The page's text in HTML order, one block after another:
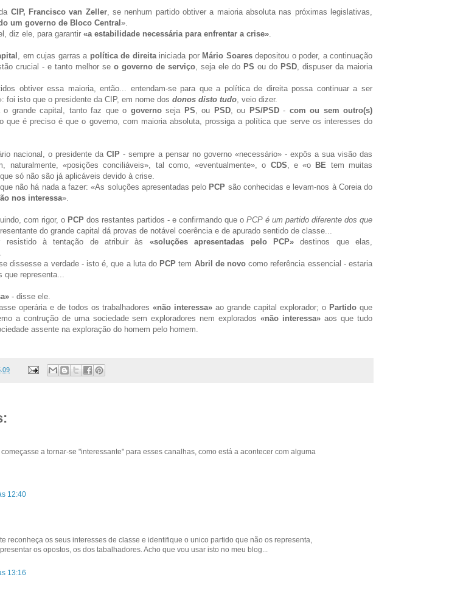
CIP, Francisco van Zeller, se nenhum partido obtiver a maioria absoluta nas próximas legislativas,
um governo de Bloco Central».
diz ele, para garantir «a estabilidade necessária para enfrentar a crise»
, em cujas garras a política de direitainiciada por Mário Soaresdepositou o poder, a continuação
crucial - e tanto melhor se o governo de serviço , seja ele do PS ou do PSD , dispuser da maioria
obtiver essa maioria, então... entendam-se para que a política de direita possa continuar a ser
foi isto que o presidente da CIP, em nome dos donos disto tudo , veio dizer.
o grande capital, tanto faz que o governoseja PS , ou PSD, ou PS/PSD- com ou sem outro(s)
que é preciso é que o governo, com maioria absoluta, prossiga a política que serve os interesses do
nacional, o presidente daCIP - sempre a pensar no governo «necessário» - expôs a sua visão das
naturalmente, «posições conciliáveis», tal como, «eventualmente», o CDS , e «o BE tem muitas
só não são já aplicáveis devido à crise.
não há nada a fazer: «As soluções apresentadas pelo PCP são conhecidas e levam-nos à Coreia do
nos interessa».
com rigor, o PCP dos restantes partidos - e confirmando que o PCP é um partido diferente dos que
do grande capital dá provas de notável coerência e de apurado sentido de classe...
resistido à tentação de atribuir às «soluções apresentadas pelo PCP»destinos que elas,
dissesse a verdade - isto é, que a luta do PCP tem Abril de novo como referência essencial - estaria
representa...
- disse ele.
operária e de todos os trabalhadores«não interessa» ao grande capital explorador; o Partido que
a contrução de uma sociedade sem exploradores nem explorados«não interessa»aos que tudo
assente na exploração do homem pelo homem.
a tornar-se "interessante" para esses canalhas, como está a acontecer com alguma
12:40
reconheça os seus interesses de classe e identifique o unico partido que não os representa,
os opostos, os dos tabalhadores. Acho que vou usar isto no meu blog...
13:16